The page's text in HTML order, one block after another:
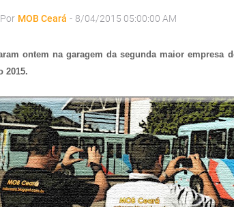
Por MOB Ceará - 8/04/2015 05:00:00 AM
ontem na garagem da segunda maior empresa
2015.